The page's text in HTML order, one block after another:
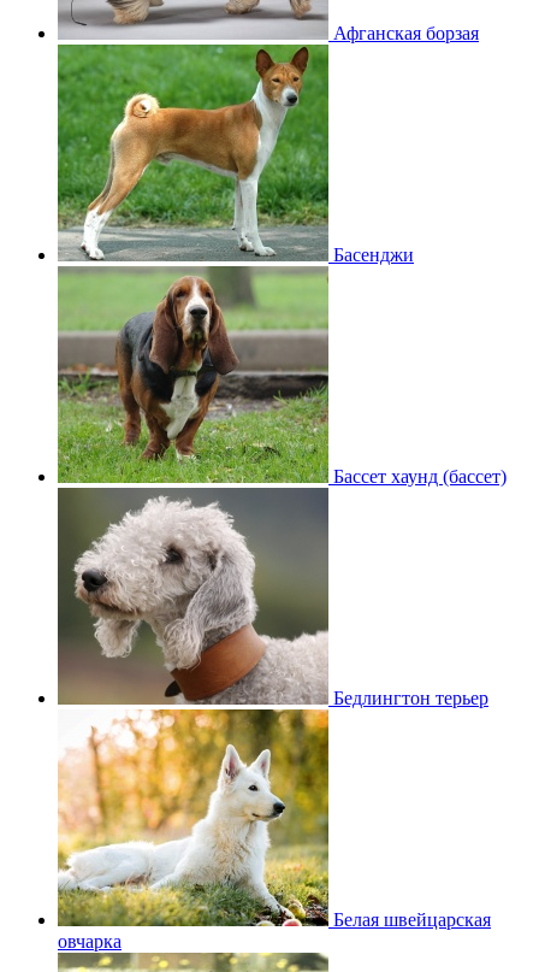
Афганская борзая
Басенджи
Бассет хаунд (бассет)
Бедлингтон терьер
Белая швейцарская
овчарка